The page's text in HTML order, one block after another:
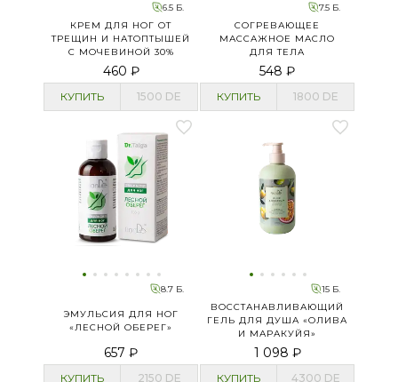
6.5 Б.
КРЕМ ДЛЯ НОГ ОТ
ТРЕЩИН И НАТОПТЫШЕЙ
С МОЧЕВИНОЙ 30%
460 ₽
КУПИТЬ 1500 DE
7.5 Б.
СОГРЕВАЮЩЕЕ
МАССАЖНОЕ МАСЛО
ДЛЯ ТЕЛА
548 ₽
КУПИТЬ 1800 DE
8.7 Б.
ЭМУЛЬСИЯ ДЛЯ НОГ
«ЛЕСНОЙ ОБЕРЕГ»
657 ₽
КУПИТЬ 2150 DE
15 Б.
ВОССТАНАВЛИВАЮЩИЙ
ГЕЛЬ ДЛЯ ДУША «ОЛИВА
И МАРАКУЙЯ»
1 098 ₽
КУПИТЬ 4300 DE